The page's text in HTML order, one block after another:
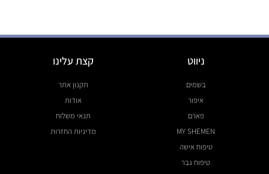
ניווט
בשמים
איפור
פארם
MY SHEMEN
טיפוח אישה
טיפוח גבר
קצת עלינו
תקנון אתר
אודות
תנאי משלוח
מדיניות החזרות